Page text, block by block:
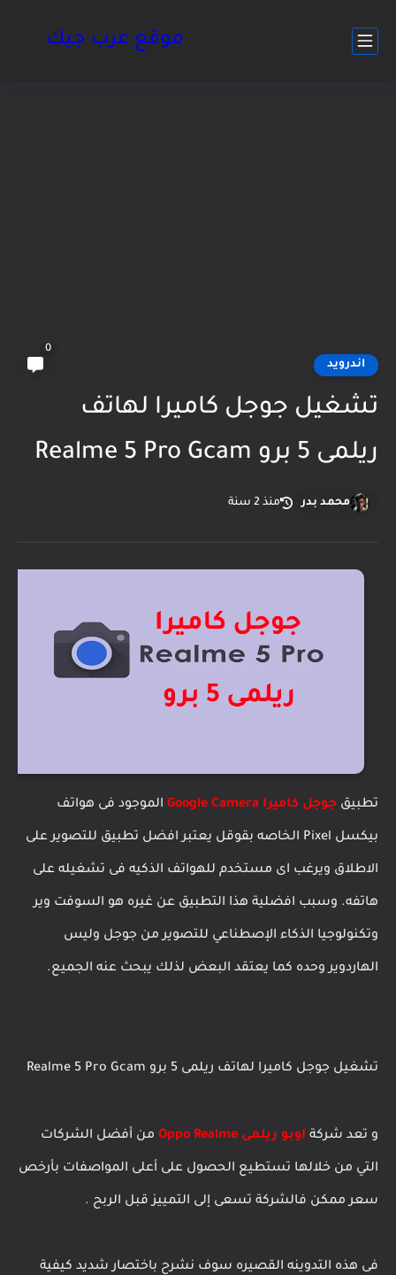
موقع عرب جيك
اندرويد
0
تشغيل جوجل كاميرا لهاتف
ريلمى 5 برو Realme 5 Pro Gcam
محمد بدر منذ 2 سنة
تطبيق جوجل كاميرا Google Camera الموجود فى هواتف
بيكسل Pixel الخاصه بقوقل يعتبر افضل تطبيق للتصوير على
الاطلاق ويرغب اى مستخدم للهواتف الذكيه فى تشغيله على
هاتفه. وسبب افضلية هذا التطبيق عن غيره هو السوفت وير
وتكنولوجيا الذكاء الإصطناعي للتصوير من جوجل وليس
الهاردوير وحده كما يعتقد البعض لذلك يبحث عنه الجميع.
تشغيل جوجل كاميرا لهاتف ريلمى 5 برو Realme 5 Pro Gcam
و تعد شركة اوبو ريلمى Oppo Realme من أفضل الشركات
التي من خلالها تستطيع الحصول على أعلى المواصفات بأرخص
سعر ممكن فالشركة تسعى إلى التمييز قبل الربح .
فى هذه التدوينه القصيره سوف نشرح باختصار شديد كيفية